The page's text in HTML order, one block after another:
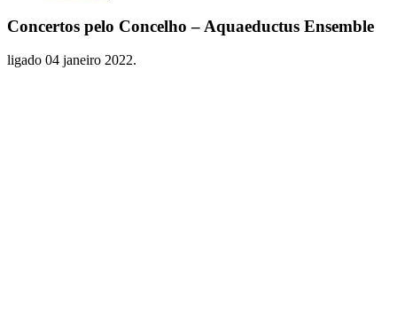
Concertos pelo Concelho – Aquaeductus Ensemble
ligado 04 janeiro 2022.